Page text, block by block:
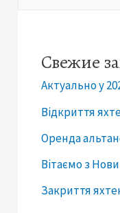
Свежие
Актуально у
Відкриття
Оренда
Вітаємо з
Закриття